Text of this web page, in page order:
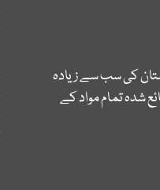
کی سب سے زیادہ
شدہ تمام مواد کے